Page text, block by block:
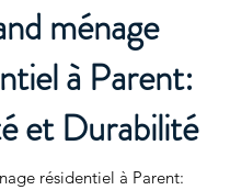
ménage
à Parent:
et Durabilité
résidentiel à Parent: